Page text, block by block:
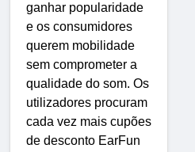
ganhar popularidade
e os consumidores
querem mobilidade
sem comprometer a
qualidade do som. Os
utilizadores procuram
cada vez mais cupões
de desconto EarFun